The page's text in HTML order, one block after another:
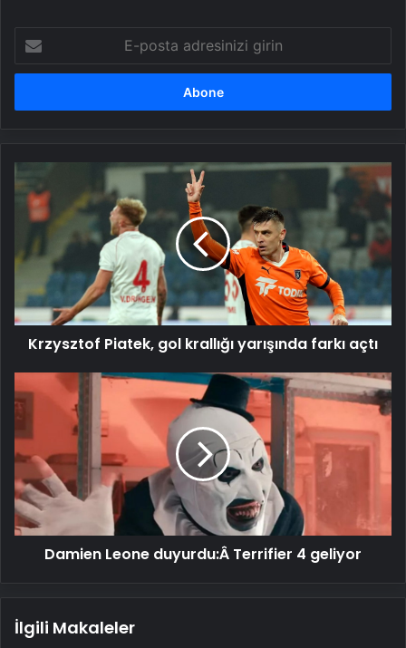
posta
adresinizi
Piatek,
gol
krallığı
farkı
Krzysztof Piatek, gol krallığı yarışında farkı açtı
Leone
duyurdu:Â Terrifier
4
geliyor
Damien Leone duyurdu:Â Terrifier 4 geliyor
İlgili Makaleler